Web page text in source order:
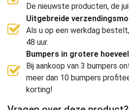
De nieuwste producten, de
Uitgebreide
Als u op een werkdag
48 uur.
Bumpers in grotere
Bij aankoop van 3 bumpers
meer dan 10 bumpers
korting!